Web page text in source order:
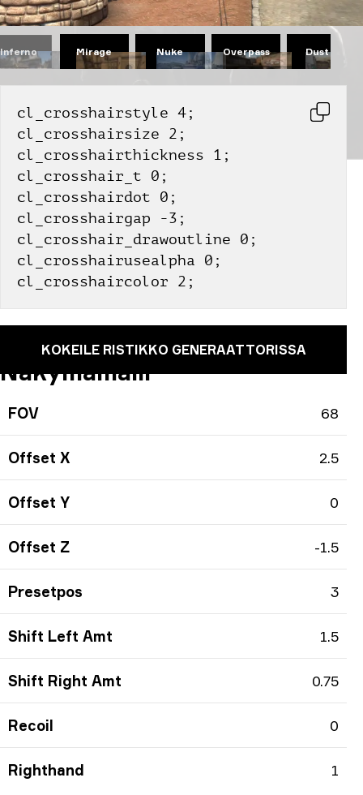
Inferno Mirage Nuke Overpass Dust II
cl_crosshairstyle 4;
cl_crosshairsize 2;
cl_crosshairthickness 1;
cl_crosshair_t 0;
cl_crosshairdot 0;
cl_crosshairgap -3;
cl_crosshair_drawoutline 0;
cl_crosshairusealpha 0;
cl_crosshaircolor 2;
KOKEILE RISTIKKO GENERAATTORISSA
Näkymämalli
FOV 68
Offset X 2.5
Offset Y 0
Offset Z -1.5
Presetpos 3
Shift Left Amt 1.5
Shift Right Amt 0.75
Recoil 0
Righthand 1